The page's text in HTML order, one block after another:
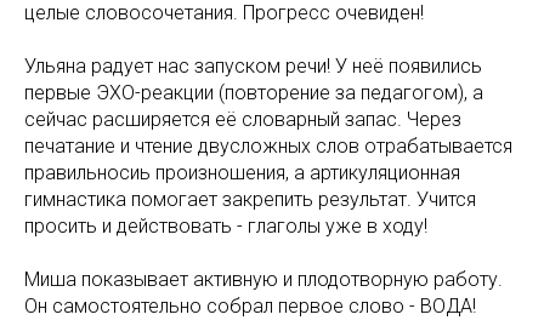
целые словосочетания. Прогресс очевиден!
Ульяна радует нас запуском речи! У неё появились
первые ЭХО-реакции (повторение за педагогом), а
сейчас расширяется её словарный запас. Через
печатание и чтение двусложных слов отрабатывается
правильносиь произношения, а артикуляционная
гимнастика помогает закрепить результат. Учится
просить и действовать - глаголы уже в ходу!
Миша показывает активную и плодотворную работу.
Он самостоятельно собрал первое слово - ВОДА!